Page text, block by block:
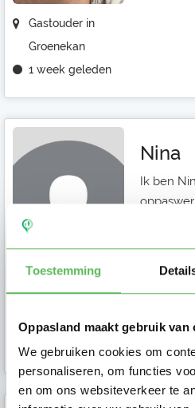
Toestemming
Oppasland maakt gebruik van
We gebruiken cookies om
personaliseren, om functies
en om ons websiteverkeer te
Gastouder in
Groenekan
1 week geleden
Gastouder in
Utrecht
Nina
Ik ben
een